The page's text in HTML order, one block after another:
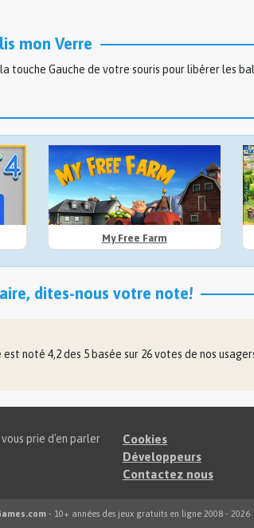
mon Verre
touche Gauche de votre souris pour libérer les
My Free Farm
dites-nous votre note!
est noté 4,2des 5 basée sur 26votes de nos
prie d'en parler
Cookies
Développeurs
Contactez nous
- 10+ années des jeux gratuits en ligne 2008 - 2026